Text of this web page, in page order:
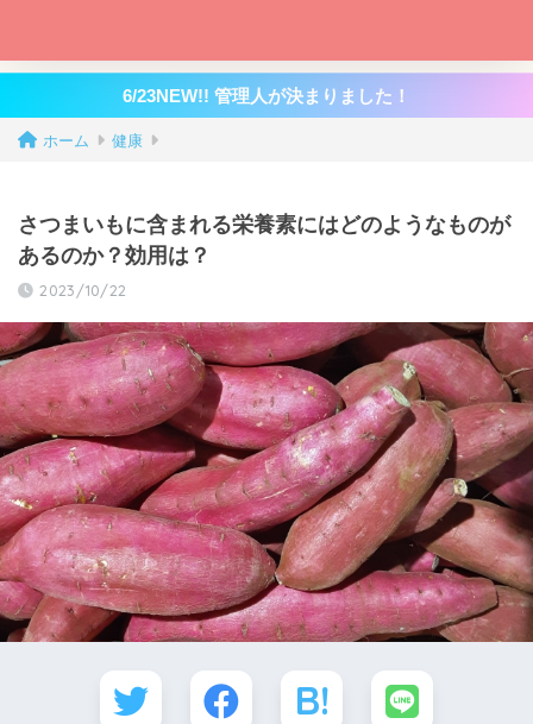
6/23NEW!! 管理人が決まりました！
ホーム 健康
さつまいもに含まれる栄養素にはどのようなものが
あるのか？効用は？
2023/10/22